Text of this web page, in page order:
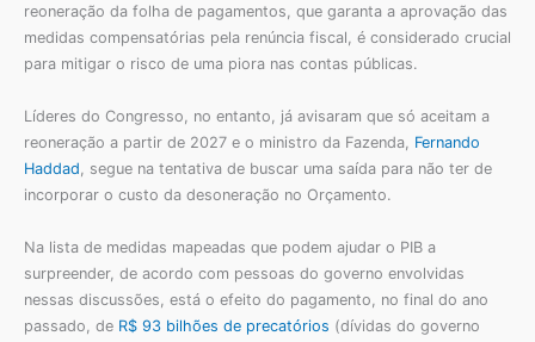
reoneração da folha de pagamentos, que garanta a aprovação das
medidas compensatórias pela renúncia fiscal, é considerado crucial
para mitigar o risco de uma piora nas contas públicas.
Líderes do Congresso, no entanto, já avisaram que só aceitam a
reoneração a partir de 2027 e o ministro da Fazenda, Fernando
Haddad, segue na tentativa de buscar uma saída para não ter de
incorporar o custo da desoneração no Orçamento.
Na lista de medidas mapeadas que podem ajudar o PIB a
surpreender, de acordo com pessoas do governo envolvidas
nessas discussões, está o efeito do pagamento, no final do ano
passado, de R$ 93 bilhões de precatórios (dívidas do governo